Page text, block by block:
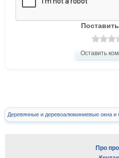
Оставить
Деревянные и деревоалюминиевые окна и
Про